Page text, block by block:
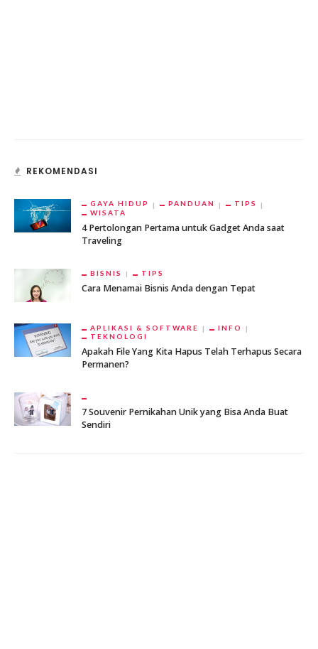
REKOMENDASI
GAYA HIDUP PANDUAN
TIPS
WISATA
4 Pertolongan Pertama untuk Gadget Anda saat
Traveling
BISNIS TIPS
Cara Menamai Bisnis Anda dengan Tepat
APLIKASI & SOFTWARE
INFO
TEKNOLOGI
Apakah File Yang Kita Hapus Telah Terhapus Secara
Permanen?
7 Souvenir Pernikahan Unik yang Bisa Anda Buat
Sendiri